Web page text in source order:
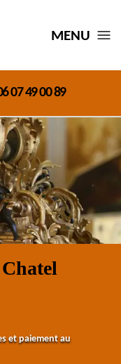
MENU
07 49 00 89
et paiement au